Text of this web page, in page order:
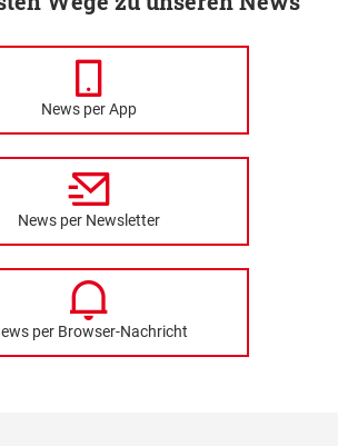
News per App
News per Newsletter
per Browser-Nachricht